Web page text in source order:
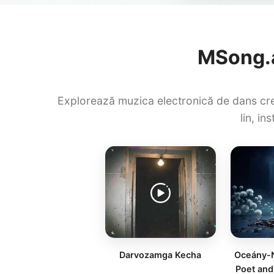
Explorează muzica electronică de dans
lin,
Darvozamga Kecha
Oceány-
Poet